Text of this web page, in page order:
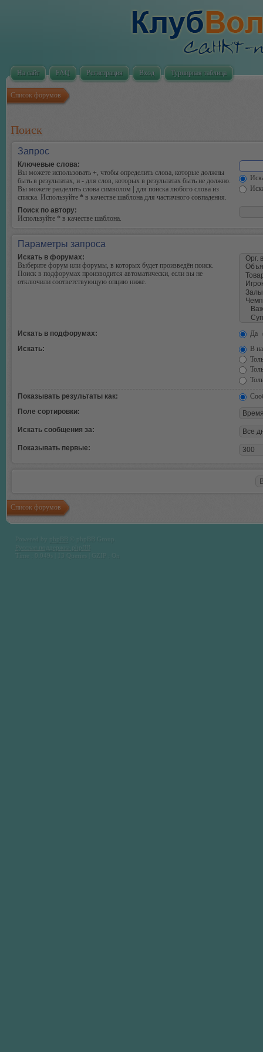
На сайт FAQ Регистрация Вход Турнирная таблица
Список форумов
Поиск
Запрос
Ключевые слова:
Вы можете использовать +, чтобы определить слова, которые должны
быть в результатах, и - для слов, которых в результатах быть не должно.
Вы можете разделить слова символом
для поиска любого слова из
списка. Используйте * в качестве шаблона для частичного совпадения.
Поиск по автору:
Используйте * в качестве шаблона.
Параметры запроса
Искать в форумах:
Выберите форум или форумы, в которых будет произведён поиск.
Поиск в подфорумах производится автоматически, если вы не
отключили соответствующую опцию ниже.
Искать в подфорумах:
Да
Искать:
В
Показывать результаты как:
Поле сортировки:
Искать сообщения за:
Показывать первые:
Список форумов
Time : 0.049s | 13 Queries | GZIP : On